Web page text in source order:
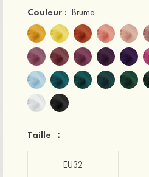
Couleur : Brume
Taille ：
EU32